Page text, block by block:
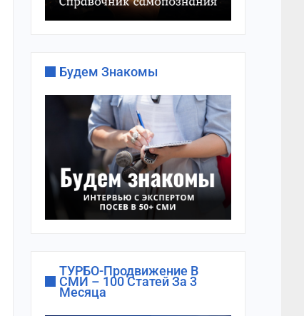
Будем Знакомы
ТУРБО-Продвижение В
СМИ – 100 Статей За 3
Месяца